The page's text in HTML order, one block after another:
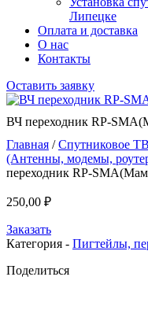
Липецке
Оплата и доставка
О нас
Контакты
Оставить заявку
ВЧ переходник RP-
Главная /Спутниковое
(Антенны, модемы,
переходник RP-
250,00 ₽
Заказать
Категория - Пигтейлы,
Поделиться